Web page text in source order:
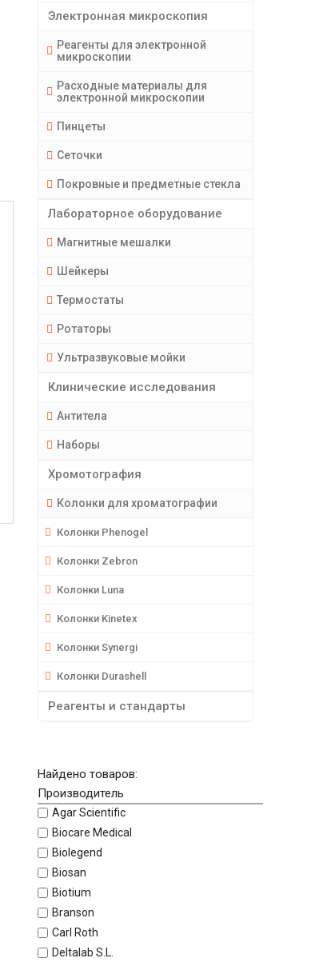
Электронная микроскопия
Реагенты для электронной
микроскопии
Расходные материалы для
электронной микроскопии
Пинцеты
Сеточки
Покровные и предметные стекла
Лабораторное оборудование
Магнитные мешалки
Шейкеры
Термостаты
Ротаторы
Ультразвуковые мойки
Клинические исследования
Антитела
Наборы
Хромотография
Колонки для хроматографии
Колонки Phenogel
Колонки Zebron
Колонки Luna
Колонки Kinetex
Колонки Synergi
Колонки Durashell
Реагенты и стандарты
Найдено товаров:
Производитель
Agar Scientific
Biocare Medical
Biolegend
Biosan
Biotium
Branson
Carl Roth
Deltalab S.L.